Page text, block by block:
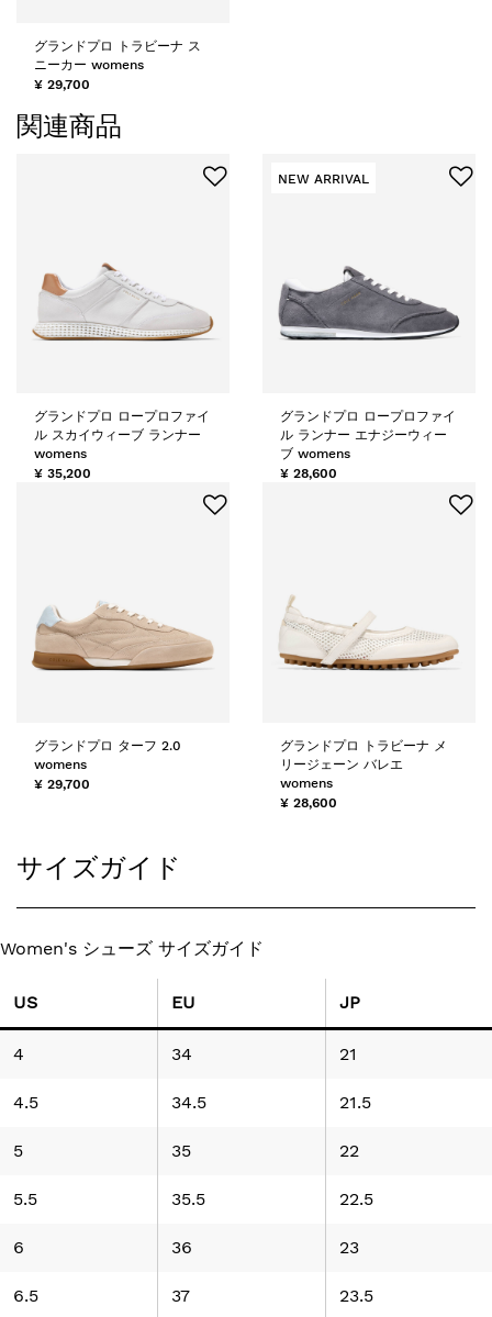
グランドプロ トラビーナ ス
ニーカー womens
¥ 29,700
関連商品
グランドプロ ロープロファイ
ル スカイウィーブ ランナー
womens
¥ 35,200
NEW ARRIVAL
グランドプロ ロープロファイ
ル ランナー エナジーウィー
ブ womens
¥ 28,600
グランドプロ ターフ 2.0
womens
¥ 29,700
グランドプロ トラビーナ メ
リージェーン バレエ
womens
¥ 28,600
サイズガイド
Women's シューズ サイズガイド
US EU JP
4 34 21
4.5 34.5 21.5
5 35 22
5.5 35.5 22.5
6 36 23
6.5 37 23.5